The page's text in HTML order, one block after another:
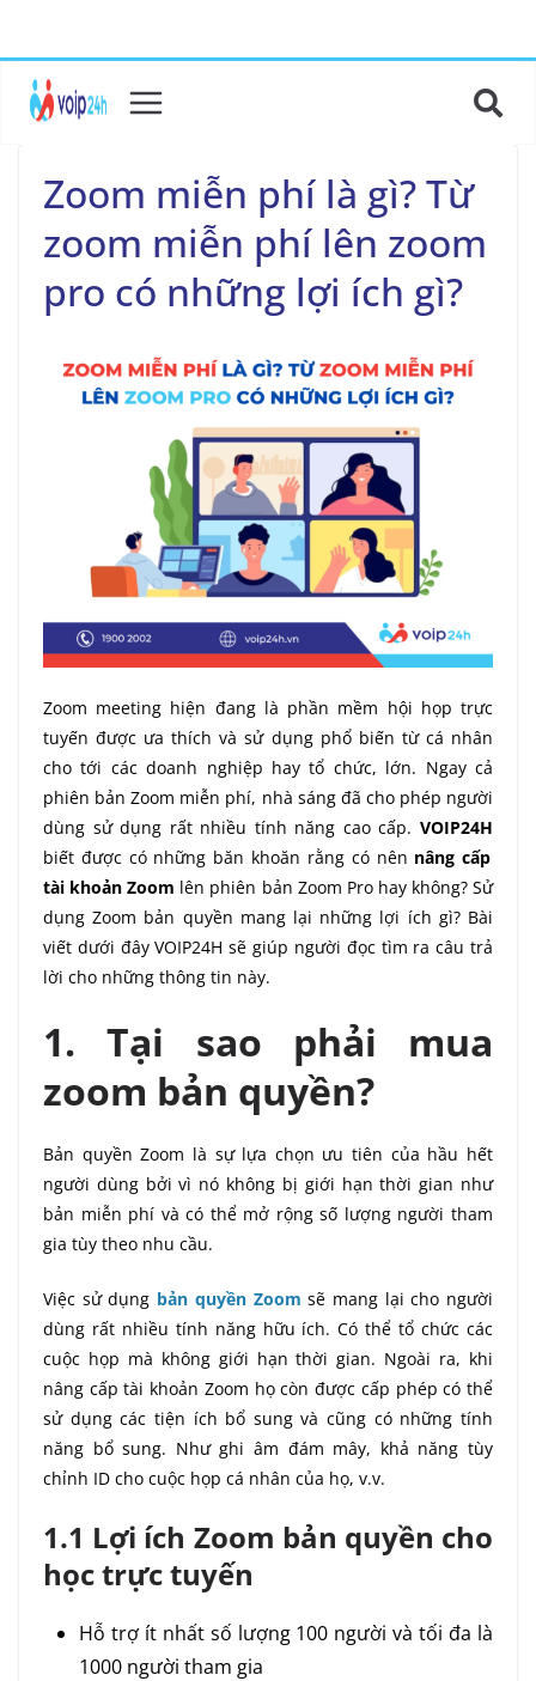
Zoom miễn phí là gì? Từ
zoom miễn phí lên zoom
pro có những lợi ích gì?
Zoom meeting hiện đang là phần mềm hội họp trực
tuyến được ưa thích và sử dụng phổ biến từ cá nhân
cho tới các doanh nghiệp hay tổ chức, lớn. Ngay cả
phiên bản Zoom miễn phí, nhà sáng đã cho phép người
dùng sử dụng rất nhiều tính năng cao cấp. VOIP24H
biết được có những băn khoăn rằng có nên nâng cấp
tài khoản Zoom lên phiên bản Zoom Pro hay không? Sử
dụng Zoom bản quyền mang lại những lợi ích gì? Bài
viết dưới đây VOIP24H sẽ giúp người đọc tìm ra câu trả
lời cho những thông tin này.
1. Tại sao phải mua
zoom bản quyền?
Bản quyền Zoom là sự lựa chọn ưu tiên của hầu hết
người dùng bởi vì nó không bị giới hạn thời gian như
bản miễn phí và có thể mở rộng số lượng người tham
gia tùy theo nhu cầu.
Việc sử dụng bản quyền Zoom sẽ mang lại cho người
dùng rất nhiều tính năng hữu ích. Có thể tổ chức các
cuộc họp mà không giới hạn thời gian. Ngoài ra, khi
nâng cấp tài khoản Zoom họ còn được cấp phép có thể
sử dụng các tiện ích bổ sung và cũng có những tính
năng bổ sung. Như ghi âm đám mây, khả năng tùy
chỉnh ID cho cuộc họp cá nhân của họ, v.v.
1.1 Lợi ích Zoom bản quyền cho
học trực tuyến
Hỗ trợ ít nhất số lượng 100 người và tối đa là
1000 người tham gia